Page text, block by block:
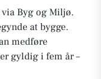
Byg og Miljø.
at bygge.
medføre
gyldig i fem år –